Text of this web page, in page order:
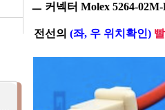
ㅡ 커넥터 Molex 5264-
전선의 (좌, 우 위치확인)